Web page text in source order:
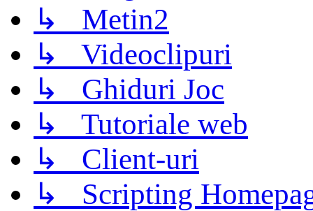
↳ Metin2
↳ Videoclipuri
↳ Ghiduri Joc
↳ Tutoriale web
↳ Client-uri
↳ Scripting